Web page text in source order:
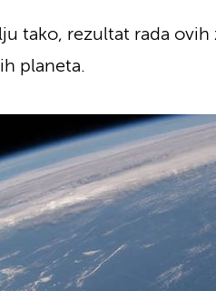
tako, rezultat rada
planeta.